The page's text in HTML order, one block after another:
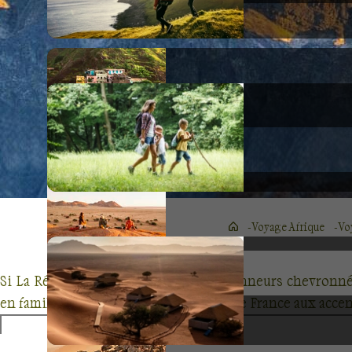
Voyage Afrique
Si La Réunion est le paradis des randonneurs
en famille, envolez-vous pour ce coin de France aux
Ile montagneuse, La Réunion est d’une beauté sauvage.